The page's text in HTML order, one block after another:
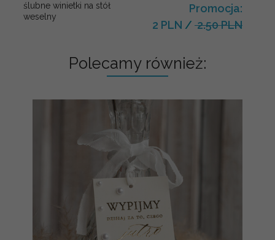
ślubne winietki na stół
weselny
Promocja:
2 PLN / 2.50 PLN
Polecamy również: